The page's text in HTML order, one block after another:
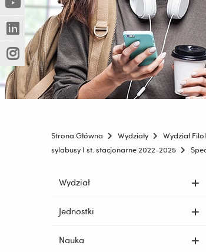
innej
strony)
(Nowe
okno)
(Link
do
innej
strony)
(Nowe
okno)
(Link
do
innej
strony)
(Nowe
okno)
(Link
do
innej
strony)
Strona Główna Wydziały Wydział
sylabusy I st. stacjonarne 2022-2025
Pomiń
i
przejdź
treści
Wydział
Jednostki
Nauka